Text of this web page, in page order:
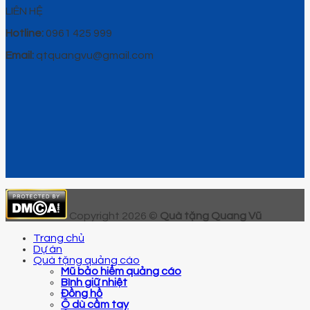
LIÊN HỆ
Hotline: 0961 425 999
Email: qtquangvu@gmail.com
Copyright 2026 © Quà tặng Quang Vũ
Trang chủ
Dự án
Quà tặng quảng cáo
Mũ bảo hiểm quảng cáo
Bình giữ nhiệt
Đồng hồ
Ô dù cầm tay